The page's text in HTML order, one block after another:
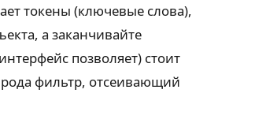
токены (ключевые слова),
а заканчивайте
позволяет) стоит
рода фильтр, отсеивающий